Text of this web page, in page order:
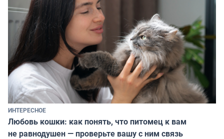
ИНТЕРЕСНОЕ
Любовь кошки: как понять, что питомец к вам
не равнодушен — проверьте вашу с ним связь